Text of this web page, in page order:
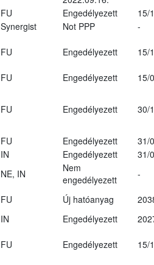
FU Engedélyezett
15/
Synergist Not PPP
-
FU Engedélyezett 15/
FU Engedélyezett
15/
FU Engedélyezett 30/
FU Engedélyezett
31/
IN Engedélyezett
31/
NE, IN
Nem
engedélyezett
-
FU Új hatóanyag
IN Engedélyezett
FU Engedélyezett 15/